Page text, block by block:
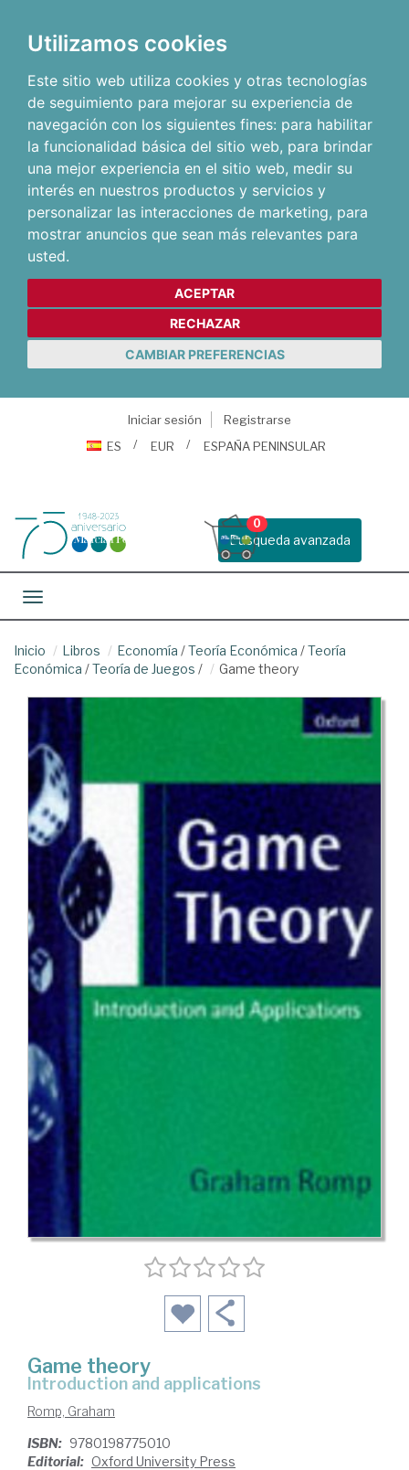
Utilizamos cookies
Este sitio web utiliza cookies y otras tecnologías
de seguimiento para mejorar su experiencia de
navegación con los siguientes fines: para habilitar
la funcionalidad básica del sitio web, para brindar
una mejor experiencia en el sitio web, medir su
interés en nuestros productos y servicios y
personalizar las interacciones de marketing, para
mostrar anuncios que sean más relevantes para
usted.
ACEPTAR
RECHAZAR
CAMBIAR PREFERENCIAS
Iniciar sesión
Registrarse
ES
EUR ESPAÑA PENINSULAR
Busqueda avanzada
0
Toggle navigation
Inicio Libros Economía /Teoría Económica /Teoría
Económica /Teoría de Juegos / Game theory
Game theory
introduction and applications
Romp, Graham
ISBN: 9780198775010
Editorial: Oxford University Press